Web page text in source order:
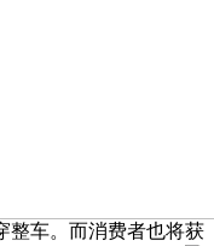
整车。而消费者也将获